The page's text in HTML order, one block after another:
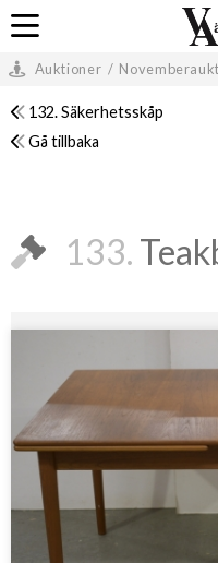
Auktioner /
132. Säkerhetsskåp
Gå tillbaka
133.